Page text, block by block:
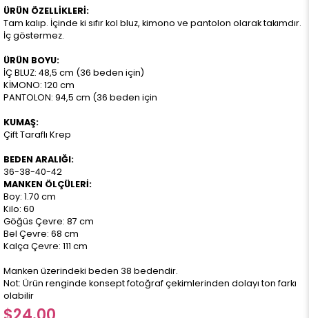
ÜRÜN ÖZELLİKLERİ:
Tam kalıp. İçinde ki sıfır kol bluz, kimono ve pantolon olarak takımdır.
İç göstermez.
ÜRÜN BOYU:
İÇ BLUZ: 48,5 cm (36 beden için)
KİMONO: 120 cm
PANTOLON: 94,5 cm (36 beden için
KUMAŞ:
Çift Taraflı Krep
BEDEN ARALIĞI:
36-38-40-42
MANKEN ÖLÇÜLERİ:
Boy: 1.70 cm
Kilo: 60
Göğüs Çevre: 87 cm
Bel Çevre: 68 cm
Kalça Çevre: 111 cm
Manken üzerindeki beden 38 bedendir.
Not: Ürün renginde konsept fotoğraf çekimlerinden dolayı ton farkı
olabilir